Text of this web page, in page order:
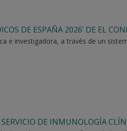
DE ESPAÑA 2026’ DE EL
e investigadora, a través de un
DE INMUNOLOGÍA